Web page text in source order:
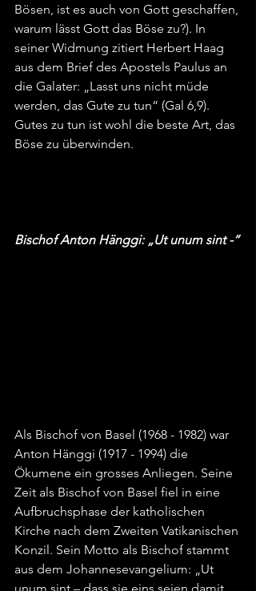
Bösen, ist es auch von Gott geschaffen,
warum lässt Gott das Böse zu?). In
seiner Widmung zitiert Herbert Haag
aus dem Brief des Apostels Paulus an
die Galater: „Lasst uns nicht müde
werden, das Gute zu tun“ (Gal 6,9).
Gutes zu tun ist wohl die beste Art, das
Böse zu überwinden.
Bischof Anton Hänggi: „Ut unum sint -“
Als Bischof von Basel (1968 - 1982) war
Anton Hänggi (1917 - 1994) die
Ökumene ein grosses Anliegen. Seine
Zeit als Bischof von Basel fiel in eine
Aufbruchsphase der katholischen
Kirche nach dem Zweiten Vatikanischen
Konzil. Sein Motto als Bischof stammt
aus dem Johannesevangelium: „Ut